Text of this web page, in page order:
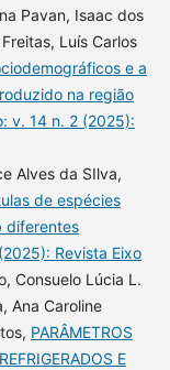
Pavan, Isaac dos
Luís Carlos
e a
na região
v. 14 n. 2 (2025):
Alves da SIlva,
de espécies
diferentes
Revista Eixo
Consuelo Lúcia L.
Ana Caroline
PARÂMETROS
E